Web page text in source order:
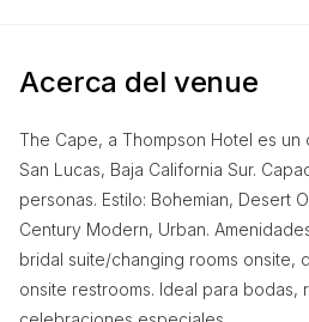
Acerca del venue
The Cape, a Thompson Hotel es
San Lucas, Baja California Sur.
personas. Estilo: Bohemian, Desert
Century Modern, Urban.
bridal suite/changing rooms onsite,
onsite restrooms. Ideal para bodas,